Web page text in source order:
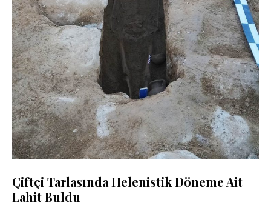
Çiftçi Tarlasında Helenistik Döneme Ait
Lahit Buldu